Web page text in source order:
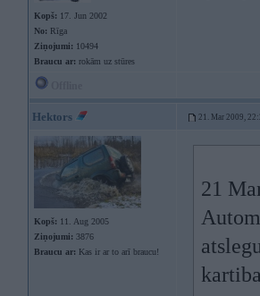
Kopš: 17. Jun 2002
No: Rīga
Ziņojumi: 10494
Braucu ar: rokām uz stūres
Hektors 21. Mar 2009,
Kopš: 11. Aug 2005
Ziņojumi: 3876
Braucu ar: Kas ir ar to arī braucu!
21